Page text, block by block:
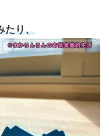
たり、